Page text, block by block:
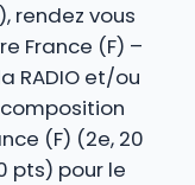
rendez vous
France (F) –
RADIO et/ou
(F) (2e, 20
pts) pour le